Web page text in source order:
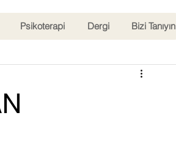
Psikoterapi Dergi Bizi Tanıyın